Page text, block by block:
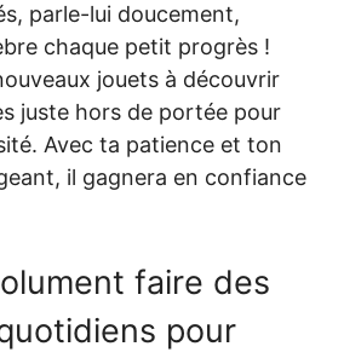
parle-lui doucement,
chaque petit progrès !
jouets à découvrir
juste hors de portée pour
Avec ta patience et ton
il gagnera en confiance
faire des
pour